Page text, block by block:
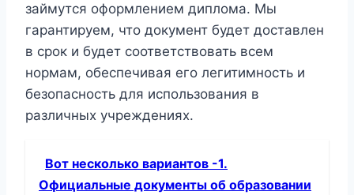
займутся оформлением диплома. Мы
гарантируем, что документ будет доставлен
в срок и будет соответствовать всем
нормам, обеспечивая его легитимность и
безопасность для использования в
различных учреждениях.
Вот несколько вариантов -1.
Официальные документы об образовании